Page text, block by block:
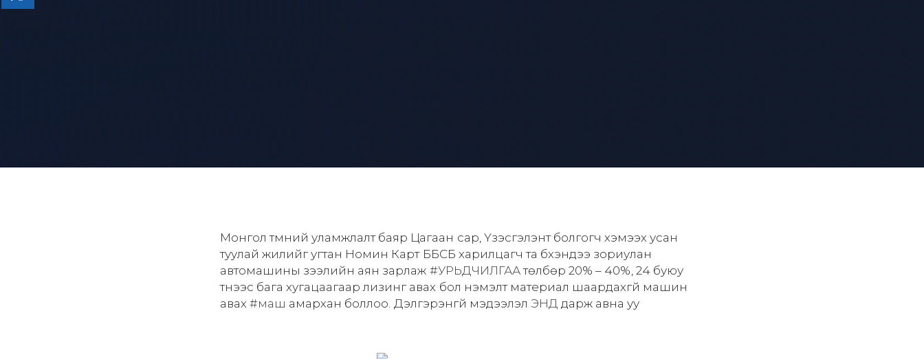
Монгол түмний уламжлалт баяр Цагаан сар, Үзэсгэлэнт болгогч хэмээх усан
туулай жилийг угтан Номин Карт ББСБ харилцагч та бүхэндээ зориулан
автомашины зээлийн аян зарлаж #УРЬДЧИЛГААтөлбөр 20% – 40%, 24 буюу
түүнээс бага хугацаагаар лизинг авах бол нэмэлт материал шаардахгүй машин
авах#маш амархан боллоо. Дэлгэрэнгүй мэдээлэл ЭНД дарж авна уу